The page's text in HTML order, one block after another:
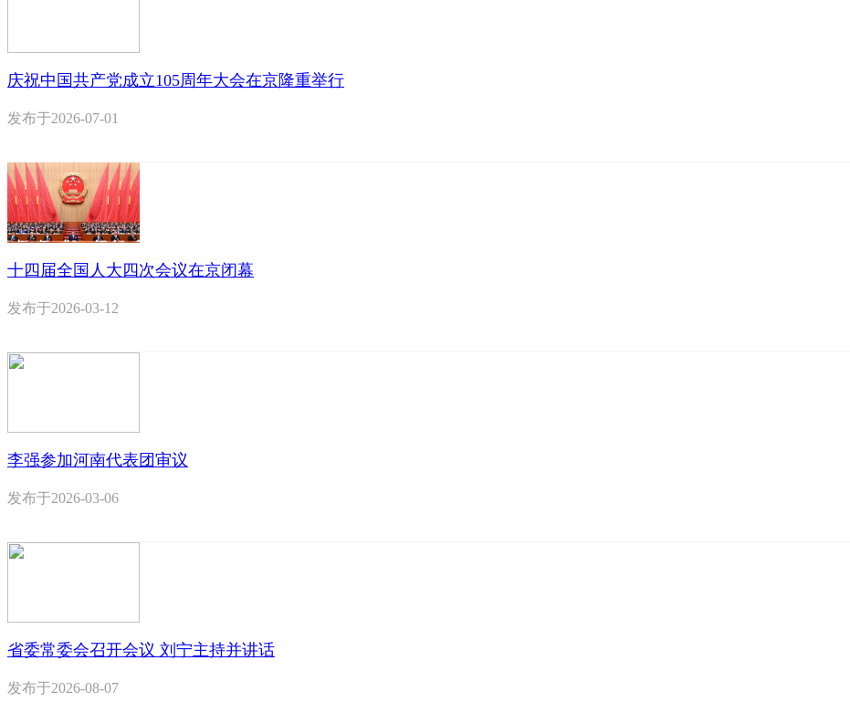
庆祝中国共产党成立105周年大会在京隆重举行
发布于2026-07-01
十四届全国人大四次会议在京闭幕
发布于2026-03-12
李强参加河南代表团审议
发布于2026-03-06
省委常委会召开会议 刘宁主持并讲话
发布于2026-08-07